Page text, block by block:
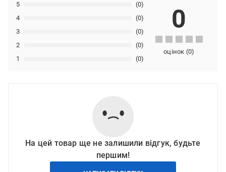
1 (0)
2 (0)
3 (0)
4 (0)
5 (0)
0
оцінок (0)
На цей товар ще не залишили відгук, будьте
першим!